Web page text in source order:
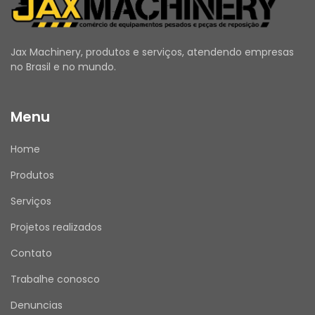
substituição sejam realizadas por um
profissional qualificado, seguindo as
orientações do fabricante.
MODELOS COMPATÍVEIS PARA O NÚMERO DE
Escavadeiras:
PC400-7, PC400-8, PC450-7, PC450-8,
Tratores de Esteiras:
Caminhões Articulados:
HM400-3, HM400-3M0 e HM400-3R.
BR580JG-1.
Jax Machinery, produtos e serviços, atendendo empresas
no Brasil e no mundo.
Menu
Home
Produtos
Serviços
Projetos realizados
Contato
Trabalhe conosco
Denuncias